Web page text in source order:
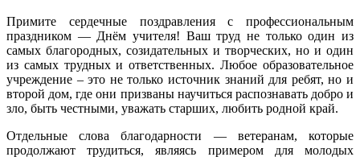
Примите сердечные поздравления с профессиональным
праздником — Днём учителя! Ваш труд не только один из
самых благородных, созидательных и творческих, но и один
из самых трудных и ответственных. Любое образовательное
учреждение – это не только источник знаний для ребят, но и
второй дом, где они призваны научиться распознавать добро и
зло, быть честными, уважать старших, любить родной край.
Отдельные слова благодарности — ветеранам, которые
продолжают трудиться, являясь примером для молодых